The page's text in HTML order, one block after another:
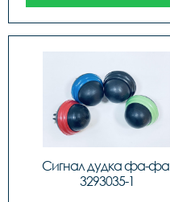
Сигнал дудка фа-фа
3293035-1